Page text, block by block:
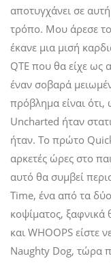
αποτυγχάνει σε
τρόπο. Μου άρεσε το
έκανε μια μισή
QTE που θα είχε ως
έναν σοβαρά
πρόβλημα είναι ότι,
Uncharted ήταν
ήταν. Το πρώτο
αρκετές ώρες στο
αυτό θα συμβεί
Time, ένα από τα δύο
κοψίματος, ξαφνικά
και WHOOPS είστε
Naughty Dog, τώρα